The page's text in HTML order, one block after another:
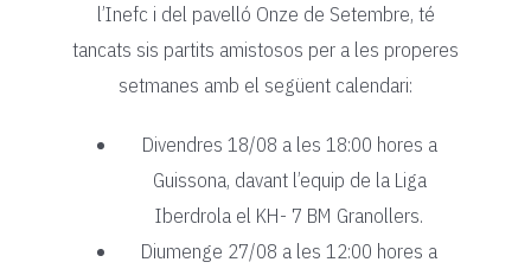
l’Inefc i del pavelló Onze de Setembre, té
tancats sis partits amistosos per a les properes
setmanes amb el següent calendari:
Divendres 18/08 a les 18:00 hores a
Guissona, davant l’equip de la Liga
Iberdrola el KH- 7 BM Granollers.
Diumenge 27/08 a les 12:00 hores a